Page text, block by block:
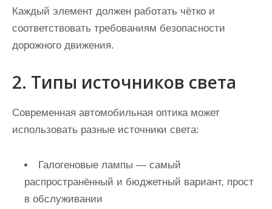
Каждый элемент должен работать чётко и
соответствовать требованиям безопасности
дорожного движения.
2. Типы источников света
Современная автомобильная оптика может
использовать разные источники света:
Галогеновые лампы — самый
распространённый и бюджетный вариант, прост
в обслуживании